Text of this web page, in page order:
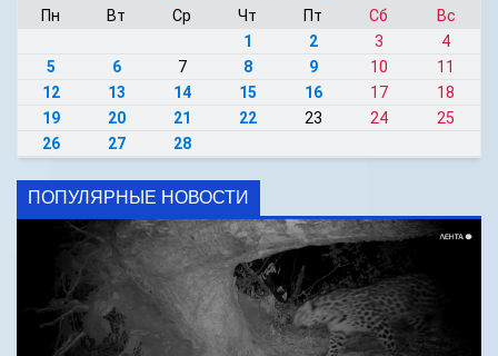
Пн Вт Ср Чт Пт Сб
Вс
1
2 3
4
5
6 7 8 9 10
11
12
13 14 15 16 17
18
19
20 21 22 23 24
25
26
27 28
ПОПУЛЯРНЫЕ НОВОСТИ